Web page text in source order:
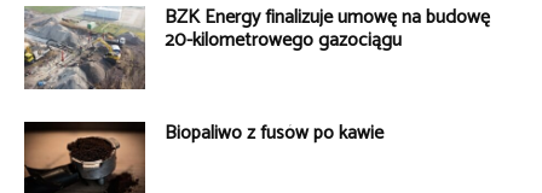
BZK Energy finalizuje umowę na budowę
20-kilometrowego gazociągu
Biopaliwo z fusów po kawie